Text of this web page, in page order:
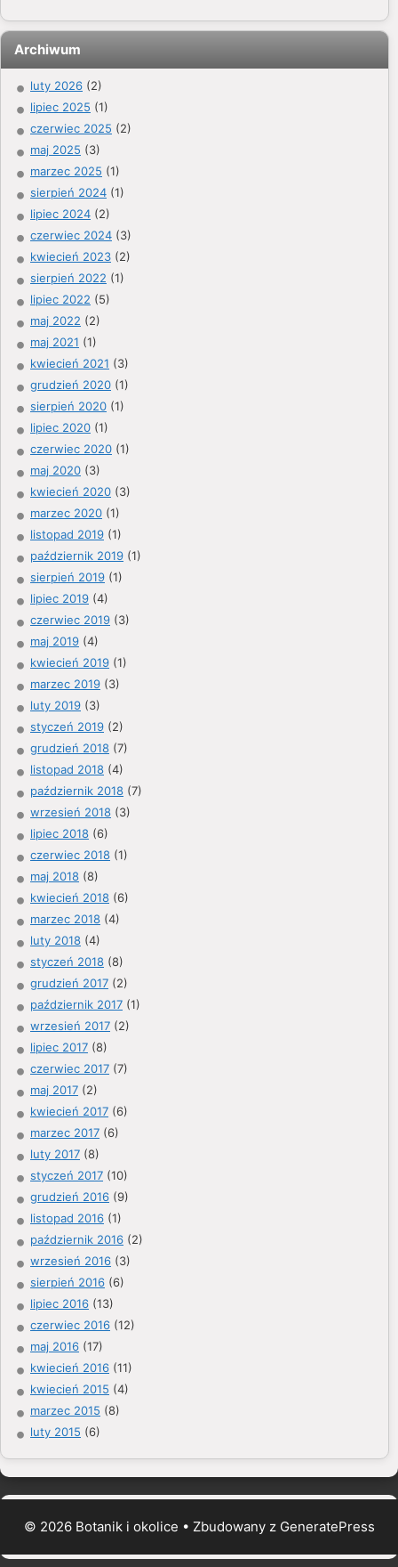
Archiwum
luty 2026 (2)
lipiec 2025 (1)
czerwiec 2025 (2)
maj 2025 (3)
marzec 2025 (1)
sierpień 2024 (1)
lipiec 2024 (2)
czerwiec 2024 (3)
kwiecień 2023 (2)
sierpień 2022 (1)
lipiec 2022 (5)
maj 2022 (2)
maj 2021 (1)
kwiecień 2021 (3)
grudzień 2020 (1)
sierpień 2020 (1)
lipiec 2020 (1)
czerwiec 2020 (1)
maj 2020 (3)
kwiecień 2020 (3)
marzec 2020 (1)
listopad 2019 (1)
październik 2019 (1)
sierpień 2019 (1)
lipiec 2019 (4)
czerwiec 2019 (3)
maj 2019 (4)
kwiecień 2019 (1)
marzec 2019 (3)
luty 2019 (3)
styczeń 2019 (2)
grudzień 2018 (7)
listopad 2018 (4)
październik 2018 (7)
wrzesień 2018 (3)
lipiec 2018 (6)
czerwiec 2018 (1)
maj 2018 (8)
kwiecień 2018 (6)
marzec 2018 (4)
luty 2018 (4)
styczeń 2018 (8)
grudzień 2017 (2)
październik 2017 (1)
wrzesień 2017 (2)
lipiec 2017 (8)
czerwiec 2017 (7)
maj 2017 (2)
kwiecień 2017 (6)
marzec 2017 (6)
luty 2017 (8)
styczeń 2017 (10)
grudzień 2016 (9)
listopad 2016 (1)
październik 2016 (2)
wrzesień 2016 (3)
sierpień 2016 (6)
lipiec 2016 (13)
czerwiec 2016 (12)
maj 2016 (17)
kwiecień 2016 (11)
kwiecień 2015 (4)
marzec 2015 (8)
luty 2015 (6)
© 2026 Botanik i okolice • Zbudowany z GeneratePress